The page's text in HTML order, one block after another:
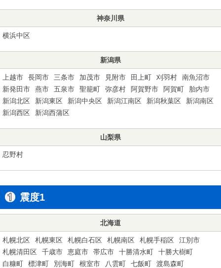
神奈川県
横浜中区
新潟県
上越市 長岡市 三条市 加茂市 見附市 田上町 刈羽村
南魚沼市
新発田市
燕市 五泉市 聖籠町 弥彦村 阿賀野市 阿賀町
胎内市
新潟北区
新潟東区 新潟中央区 新潟江南区 新潟秋葉区
新潟南区
新潟西区
新潟西蒲区
山梨県
忍野村
震度1
北海道
札幌北区 札幌東区 札幌白石区 札幌南区 札幌手稲区
江別市
札幌清田区
千歳市 恵庭市 帯広市 十勝清水町
十勝大樹町
白糠町
標津町 別海町 根室市 八雲町 七飯町
渡島森町